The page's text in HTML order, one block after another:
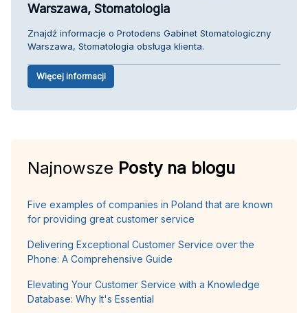
Warszawa, Stomatologia
Znajdź informacje o Protodens Gabinet Stomatologiczny
Warszawa, Stomatologia obsługa klienta.
Więcej informacji
Najnowsze Posty na blogu
Five examples of companies in Poland that are known
for providing great customer service
Delivering Exceptional Customer Service over the
Phone: A Comprehensive Guide
Elevating Your Customer Service with a Knowledge
Database: Why It's Essential